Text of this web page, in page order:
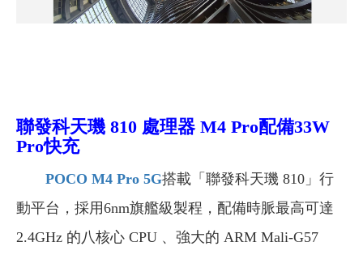
聯發科天璣 810 處理器 M4 Pro配備33W
Pro快充
POCO M4 Pro 5G搭載「聯發科天璣 810」行
動平台，採用6nm旗艦級製程，配備時脈最高可達
2.4GHz 的八核心 CPU 、強大的 ARM Mali-G57